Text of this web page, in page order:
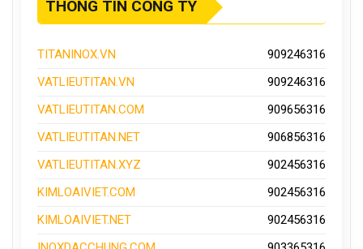
THÔNG TIN CÔNG TY
TITANINOX.VN
909246316
VATLIEUTITAN.VN
909246316
VATLIEUTITAN.COM
909656316
VATLIEUTITAN.NET
906856316
VATLIEUTITAN.XYZ
902456316
KIMLOAIVIET.COM
902456316
KIMLOAIVIET.NET
902456316